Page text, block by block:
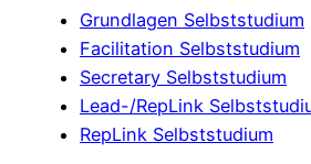
Grundlagen Selbststudium
Facilitation Selbststudium
Secretary Selbststudium
Lead-/RepLink
RepLink Selbststudium